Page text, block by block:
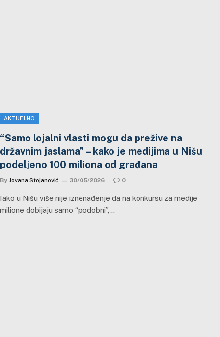
AKTUELNO
“Samo lojalni vlasti mogu da prežive na
državnim jaslama” – kako je medijima u Nišu
podeljeno 100 miliona od građana
By Jovana Stojanović 30/05/2026 0
Iako u Nišu više nije iznenađenje da na konkursu za medije
milione dobijaju samo “podobni”,…